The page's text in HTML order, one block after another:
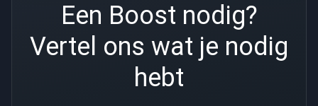
Een Boost nodig?
Vertel ons wat je nodig
hebt